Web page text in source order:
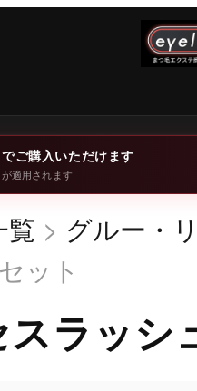
でご購入いただけます
適用されます
覧 > グルー・
ット
スラッ